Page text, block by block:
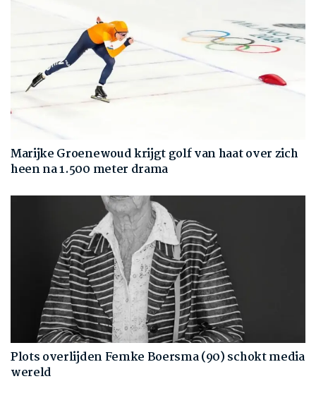
Marijke Groenewoud krijgt golf van haat over zich
heen na 1.500 meter drama
Plots overlijden Femke Boersma (90) schokt media
wereld